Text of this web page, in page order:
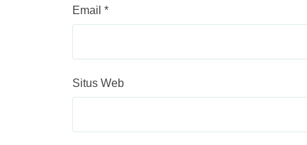
Email *
Situs Web